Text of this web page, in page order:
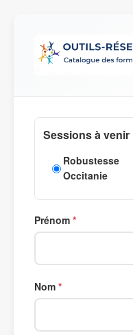
Sessions à venir
Robustesse
Occitanie
Prénom
Nom